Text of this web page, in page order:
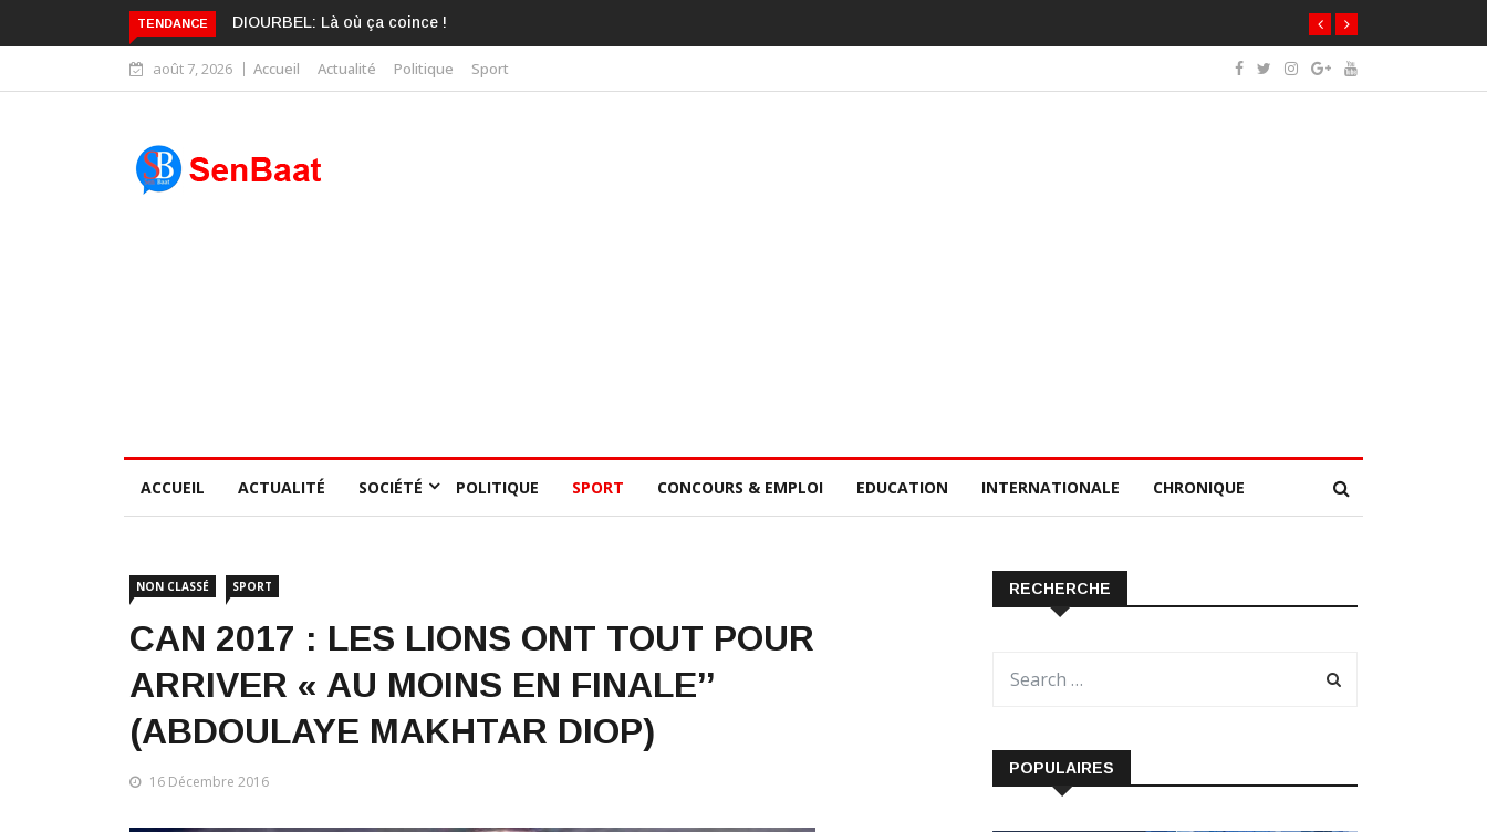
TENDANCE KARIME WADE EST DÉJÀ BLANCHI PAR LA CONSCIENCE COLLECTIVE DES SÉNÉGALAIS
août 7, 2026 Accueil Actualité Politique Sport
ACCUEIL ACTUALITÉ SOCIÉTÉ POLITIQUE SPORT CONCOURS & EMPLOI EDUCATION INTERNATIONALE CHRONIQUE
NON CLASSÉ SPORT
CAN 2017 : LES LIONS ONT TOUT POUR
ARRIVER « AU MOINS EN FINALE’’
(ABDOULAYE MAKHTAR DIOP)
16 Décembre 2016
RECHERCHE
POPULAIRES